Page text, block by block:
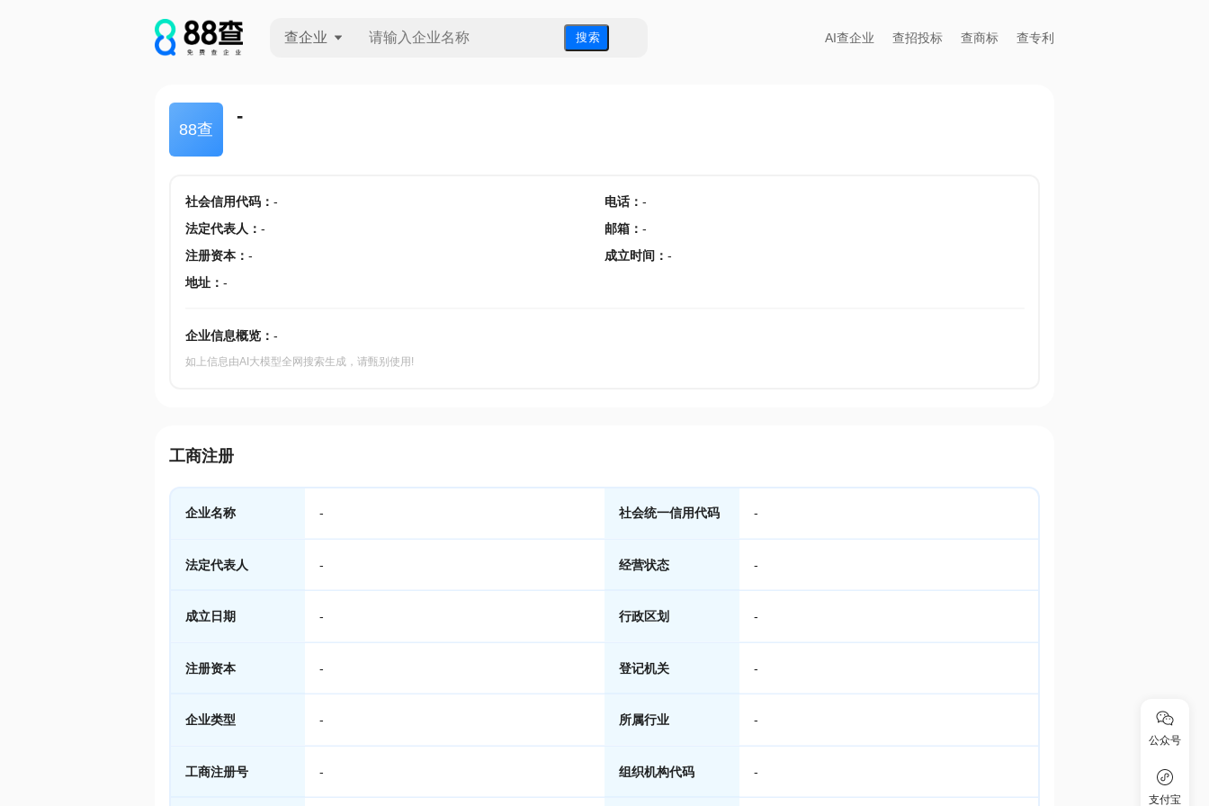
查企业 搜 索 AI查企业 查招投标 查商标 查专利
88查
-
社会信用代码： - 电话： -
法定代表人 ： - 邮箱 ： -
注册资本： - 成立时间 ： -
地址： -
企业信息概览： -
如上信息由AI大模型全网搜索生成，请甄别使用!
工商注册
企业名称 - 社会统一信用代码 -
法定代表人 - 经营状态 -
成立日期 - 行政区划 -
注册资本 - 登记机关 -
企业类型 - 所属行业 -
工商注册号 - 组织机构代码 -
公众号
支付宝